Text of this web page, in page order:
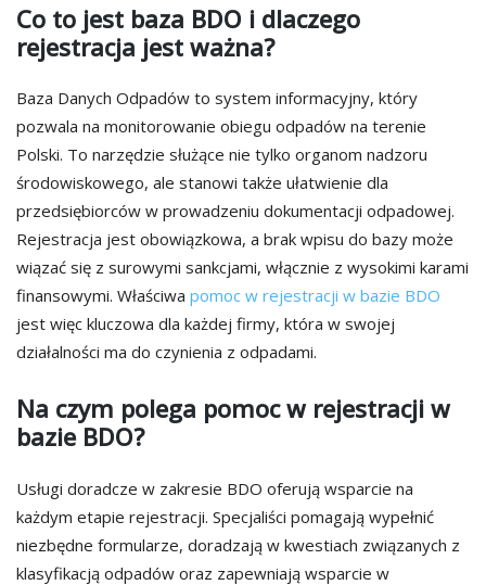
Co to jest baza BDO i dlaczego
rejestracja jest ważna?
Baza Danych Odpadów to system informacyjny, który
pozwala na monitorowanie obiegu odpadów na terenie
Polski. To narzędzie służące nie tylko organom nadzoru
środowiskowego, ale stanowi także ułatwienie dla
przedsiębiorców w prowadzeniu dokumentacji odpadowej.
Rejestracja jest obowiązkowa, a brak wpisu do bazy może
wiązać się z surowymi sankcjami, włącznie z wysokimi karami
finansowymi. Właściwa pomoc w rejestracji w bazie BDO
jest więc kluczowa dla każdej firmy, która w swojej
działalności ma do czynienia z odpadami.
Na czym polega pomoc w rejestracji w
bazie BDO?
Usługi doradcze w zakresie BDO oferują wsparcie na
każdym etapie rejestracji. Specjaliści pomagają wypełnić
niezbędne formularze, doradzają w kwestiach związanych z
klasyfikacją odpadów oraz zapewniają wsparcie w